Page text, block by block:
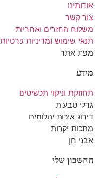
אודותינו
צור קשר
משלוח החזרים ואחריות
תנאי שימוש ומדיניות פרטיות
מפת אתר
מידע
תחזוקת וניקוי תכשיטים
גדלי טבעות
דירוג איכות יהלומים
מתכות יקרות
אבני חן
החשבון שלי